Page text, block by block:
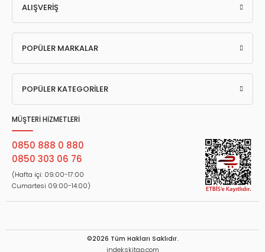
ALIŞVERİŞ
POPÜLER MARKALAR
POPÜLER KATEGORİLER
MÜŞTERİ HİZMETLERİ
0850 888 0 880
0850 303 06 76
(Hafta içi: 09:00-17:00
Cumartesi 09:00-14:00)
©2026 Tüm Hakları Saklıdır.
indekskitap.com